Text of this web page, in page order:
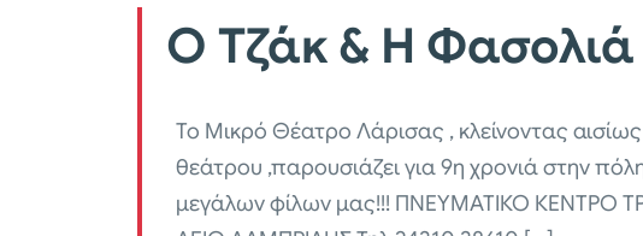
Ο Τζάκ & Η
Το Μικρό Θέατρο Λάρισας , κλείνοντας
θεάτρου ,παρουσιάζει για 9η χρονιά στην
μεγάλων φίλων μας!!! ΠΝΕΥΜΑΤΙΚΟ ΚΕΝΤΡΟ